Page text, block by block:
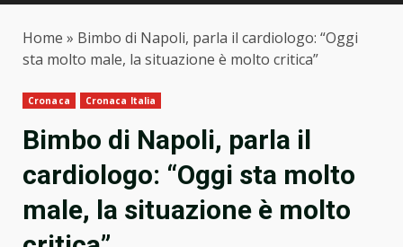
Home » Bimbo di Napoli, parla il cardiologo: “Oggi
sta molto male, la situazione è molto critica”
Cronaca Cronaca Italia
Bimbo di Napoli, parla il
cardiologo: “Oggi sta molto
male, la situazione è molto